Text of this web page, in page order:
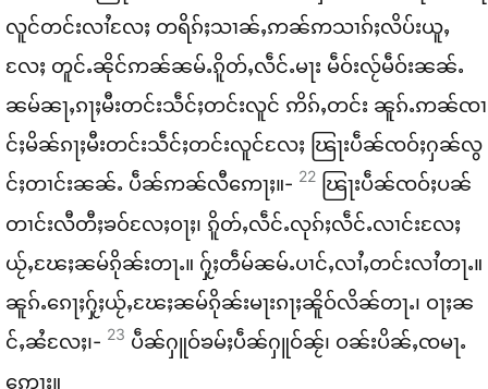
လူင်​တင်း​လၢႆ​လႄႈ တရိၵ်ႈသၢၼ်ႇ​ဢၼ်​ဢသၢၵ်ႈ​လိပ်း​ယူႇ​
လႄႈ တူင်ႉ​ၼိုင်​ဢၼ်​ၼမ်ႉ​ၵိူတ်ႇ​လဵင်ႉ​မႃး မဵဝ်း​လႂ်​မဵဝ်း​ၼၼ်ႉ​
ၼမ်​ၼႃႇ​ၵႃႈ​မီး​တင်း​သဵင်ႈ​တင်း​လူင် ဢိၵ်ႇ​တင်း ၼူၵ်ႉ​ဢၼ်​ၸၢ
င်ႈ​မိၼ်​ၵႃႈ​မီး​တင်း​သဵင်ႈ​တင်း​လူင်​လႄႈ ၽြႃး​ပဵၼ်​ၸဝ်ႈ​ႁၼ်​လွ
င်ႈ​တၢင်း​ၼၼ်ႉ ပဵၼ်​ဢၼ်​လီ​ဢေႃႈ။- 22 ၽြႃး​ပဵၼ်​ၸဝ်ႈ​ပၼ်​
တၢင်း​လီ​တီႈ​ၶဝ်​လႄႈ​ဝႃႈ၊ ၵိူတ်ႇ​လဵင်ႉ​လုၵ်ႈ​လဵင်ႉ​လၢင်း​လႄႈ
ယႂ်ႇ​ၽႄႈ​ၼမ်​ၵိုၼ်း​တႃႉ။ ႁႂ်ႈ​တဵမ်​ၼမ်ႉ​ပၢင်ႇ​လၢႆႇ​တင်း​လၢႆ​တႃႉ။
ၼူၵ်ႉ​ၵေႃႈ​ႁႂ်ႈ​ယႂ်ႇ​ၽႄႈ​ၼမ်​ၵိုၼ်း​မႃး​ၵႃႈ​ၼိူဝ်​လိၼ်​တႃႉ၊ ဝႃႈ​ၼ
င်ႇ​ၼႆ​လႄႈ၊- 23 ပဵၼ်​ႁူဝ်​ၶမ်ႈ​ပဵၼ်​ႁူဝ်​ၼႂ်၊ ဝၼ်း​ပိၼ်ႇၸမႃႉ​
ဢေႃႈ။